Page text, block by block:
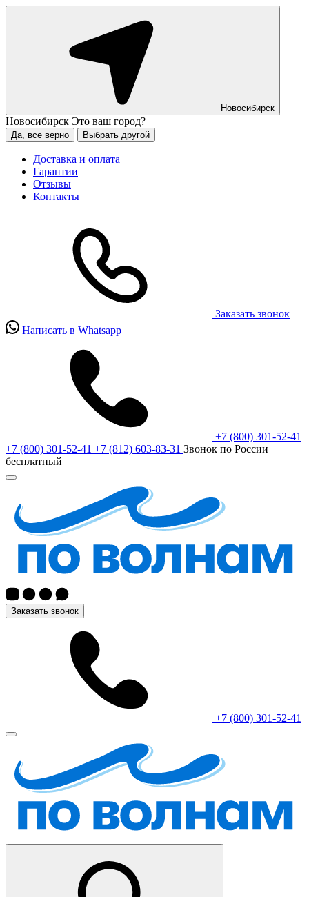
Новосибирск
Новосибирск Это ваш город?
Да, все верно Выбрать другой
Доставка и оплата
Гарантии
Отзывы
Контакты
Заказать звонок
Написать в Whatsapp
+7 (800) 301-52-41
+7 (800) 301-52-41 +7 (812) 603-83-31 Звонок по России
бесплатный
Заказать звонок
+7 (800) 301-52-41